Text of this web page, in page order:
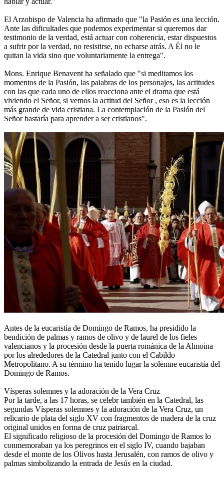
El Arzobispo de Valencia ha afirmado que "la Pasión es una lección.
Ante las dificultades que podemos experimentar si queremos dar
testimonio de la verdad, está actuar con coherencia, estar dispuestos
a sufrir por la verdad, no resistirse, no echarse atrás. A Él no le
quitan la vida sino que voluntariamente la entrega".
Mons. Enrique Benavent ha señalado que "si meditamos los
momentos de la Pasión, las palabras de los personajes, las actitudes
con las que cada uno de ellos reacciona ante el drama que está
viviendo el Señor, si vemos la actitud del Señor , eso es la lección
más grande de vida cristiana. La contemplación de la Pasión del
Señor bastaría para aprender a ser cristianos".
Antes de la eucaristía de Domingo de Ramos, ha presidido la
bendición de palmas y ramos de olivo y de laurel de los fieles
valencianos y la procesión desde la puerta románica de la Almoina
por los alrededores de la Catedral junto con el Cabildo
Metropolitano. A su término ha tenido lugar la solemne eucaristía del
Domingo de Ramos.
Vísperas solemnes y la adoración de la Vera Cruz
Por la tarde, a las 17 horas, se celebr también en la Catedral, las
segundas Vísperas solemnes y la adoración de la Vera Cruz, un
relicario de plata del siglo XV con fragmentos de madera de la cruz
original unidos en forma de cruz patriarcal.
El significado religioso de la procesión del Domingo de Ramos lo
conmemoraban ya los peregrinos en el siglo IV, cuando bajaban
desde el monte de los Olivos hasta Jerusalén, con ramos de olivo y
palmas simbolizando la entrada de Jesús en la ciudad.